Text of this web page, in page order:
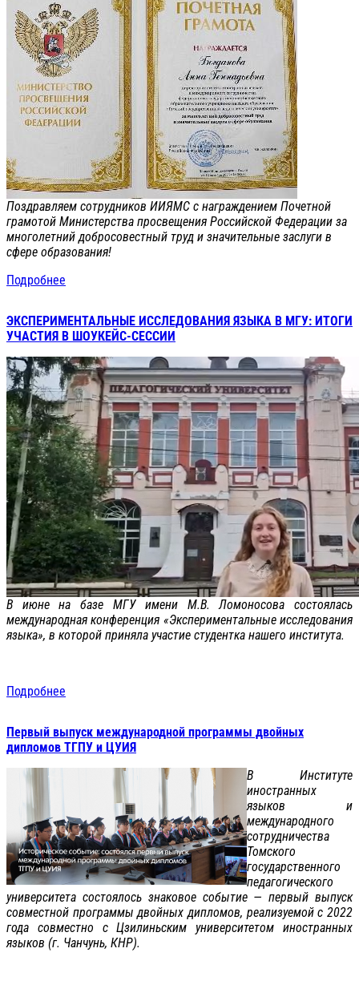
Поздравляем сотрудников ИИЯМС с награждением Почетной
грамотой Министерства просвещения Российской Федерации за
многолетний добросовестный труд и значительные заслуги в
сфере образования!
Подробнее
ЭКСПЕРИМЕНТАЛЬНЫЕ ИССЛЕДОВАНИЯ ЯЗЫКА В МГУ: ИТОГИ
УЧАСТИЯ В ШОУКЕЙС-СЕССИИ
В июне на базе МГУ имени М.В. Ломоносова состоялась
международная конференция «Экспериментальные исследования
языка», в которой приняла участие студентка нашего института.
Подробнее
Первый выпуск международной программы двойных
дипломов ТГПУ и ЦУИЯ
В Институте
иностранных
языков и
международного
сотрудничества
Томского
государственного
педагогического
университета состоялось знаковое событие — первый выпуск
совместной программы двойных дипломов, реализуемой с 2022
года совместно с Цзилиньским университетом иностранных
языков (г. Чанчунь, КНР).